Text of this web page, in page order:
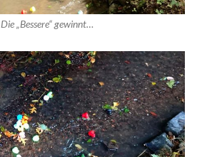
Die „Bessere“ gewinnt…